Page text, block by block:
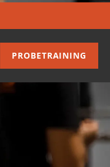
PROBETRAINING